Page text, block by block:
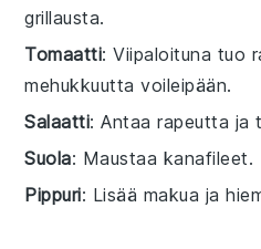
grillausta.
Tomaatti: Viipaloituna tuo
mehukkuutta voileipään.
Salaatti: Antaa rapeutta ja
Suola: Maustaa kanafileet.
Pippuri: Lisää makua ja